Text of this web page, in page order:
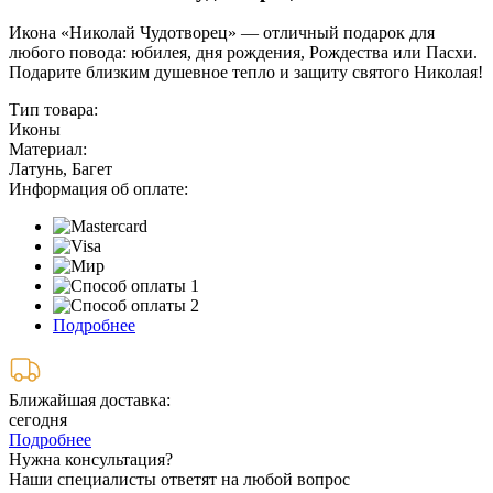
Икона «Николай Чудотворец» — отличный подарок для
любого повода: юбилея, дня рождения, Рождества или Пасхи.
Подарите близким душевное тепло и защиту святого Николая!
Тип товара:
Иконы
Материал:
Латунь, Багет
Информация об оплате:
Подробнее
Ближайшая доставка:
сегодня
Подробнее
Нужна консультация?
Наши специалисты ответят на любой вопрос